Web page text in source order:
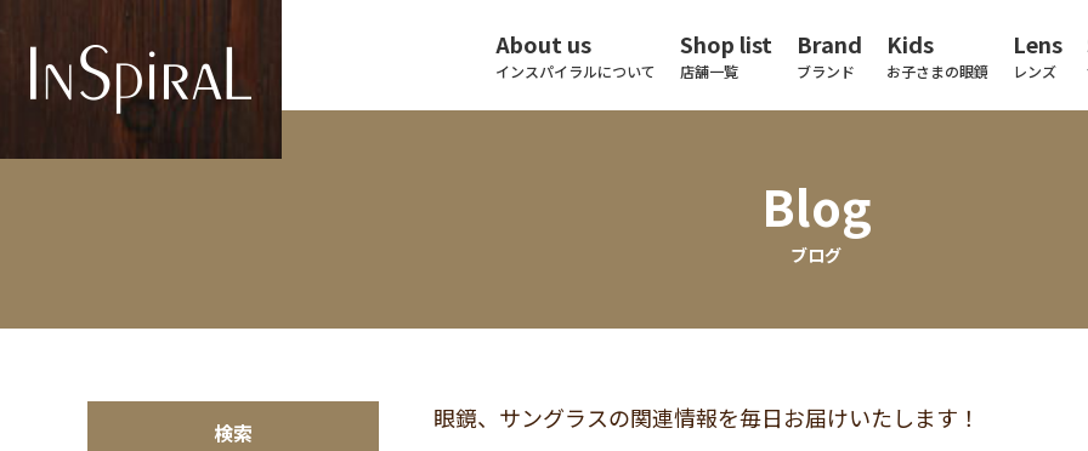
About us
インスパイラルについて
Shop list
店舗一覧
Brand
ブランド
Kids
お子さまの眼鏡
Lens
レンズ
Blog
ブログ
検索 眼鏡、サングラスの関連情報を毎日お届けいたします！